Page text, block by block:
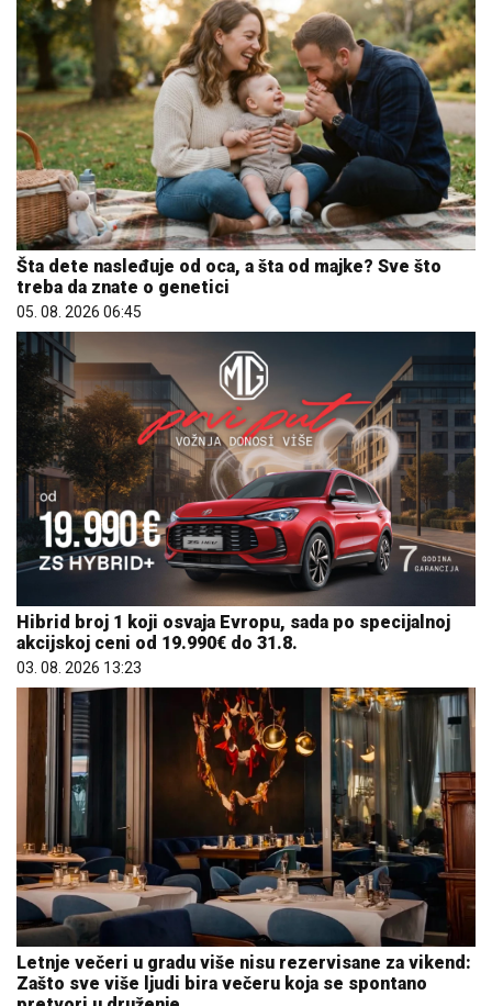
Šta dete nasleđuje od oca, a šta od majke? Sve što
treba da znate o genetici
05. 08. 2026 06:45
Hibrid broj 1 koji osvaja Evropu, sada po specijalnoj
akcijskoj ceni od 19.990€ do 31.8.
03. 08. 2026 13:23
Letnje večeri u gradu više nisu rezervisane za vikend:
Zašto sve više ljudi bira večeru koja se spontano
pretvori u druženje
23. 07. 2026 12:47